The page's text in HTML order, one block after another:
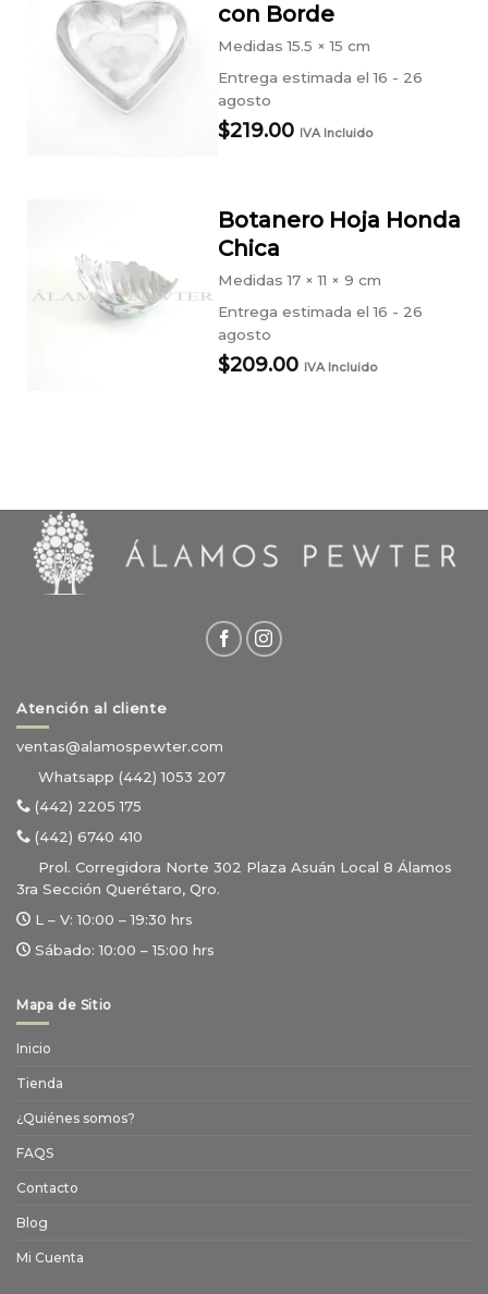
con Borde
Medidas15.5 × 15 cm
Entrega estimada el 16 - 26
agosto
$219.00 IVA Incluido
Botanero Hoja Honda
Chica
Medidas17 × 11 × 9 cm
Entrega estimada el 16 - 26
agosto
$209.00 IVA Incluido
Atención al cliente
ventas@alamospewter.com
Whatsapp (442) 1053 207
(442) 2205 175
(442) 6740 410
Prol. Corregidora Norte 302 Plaza Asuán Local 8 Álamos
3ra Sección Querétaro, Qro.
L – V: 10:00 – 19:30 hrs
Sábado: 10:00 – 15:00 hrs
Mapa de Sitio
Inicio
Tienda
¿Quiénes somos?
FAQS
Contacto
Blog
Mi Cuenta